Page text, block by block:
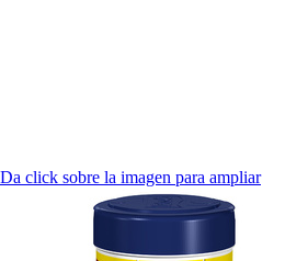
Da click sobre la imagen para ampliar